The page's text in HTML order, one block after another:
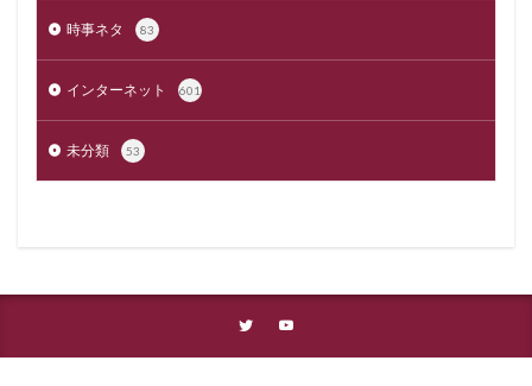
時事ネタ 83
インターネット 601
未分類 53